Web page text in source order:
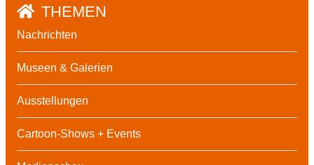
THEMEN
Nachrichten
Museen & Galerien
Ausstellungen
Cartoon-Shows + Events